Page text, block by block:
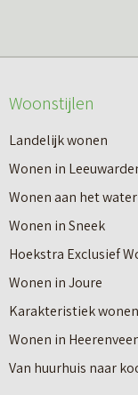
Woonstijlen
Landelijk wonen
Wonen in
Wonen aan het water
Wonen in Sneek
Hoekstra Exclusief
Wonen in Joure
Karakteristiek wonen
Wonen in
Van huurhuis naar